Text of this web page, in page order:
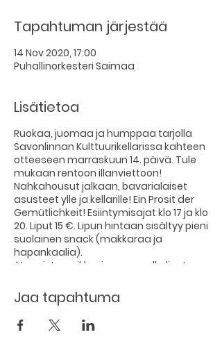
Tapahtuman järjestää
14 Nov 2020, 17:00
Puhallinorkesteri Saimaa
Lisätietoa
Ruokaa, juomaa ja humppaa tarjolla
Savonlinnan Kulttuurikellarissa kahteen
otteeseen marraskuun 14. päivä. Tule
mukaan rentoon illanviettoon!
Nahkahousut jalkaan, bavarialaiset
asusteet ylle ja kellarille! Ein Prosit der
Gemütlichkeit! Esiintymisajat klo 17 ja klo
20. Liput 15 €. Lipun hintaan sisältyy pieni
suolainen snack (makkaraa ja
hapankaalia).
Varmista paikkasi varaamalla liput
iltamiin:
https://forms.gle/RKrodmknGxJB2ySL7
Ennakkovaraus klo 20 iltamiin:
https://forms.gle/TDkjf7BrRmxeVLZN7
Jaa tapahtuma